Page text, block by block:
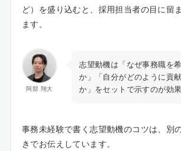
ど）を盛り込むと、採用担当者の目に留
ます。
阿部 翔大
志望動機は「なぜ事務職を
か」「自分がどのように貢
か」をセットで示すのが効果
事務未経験で書く志望動機のコツは、別
きでお伝えしています。